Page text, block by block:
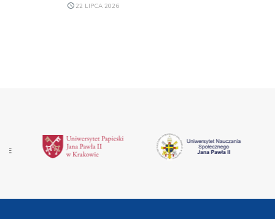
22 LIPCA 2026